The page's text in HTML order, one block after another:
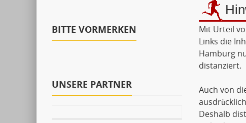
BITTE VORMERKEN
UNSERE PARTNER
Mit Urteil
Links die
Hamburg
distanziert.
Auch von
Deshalb